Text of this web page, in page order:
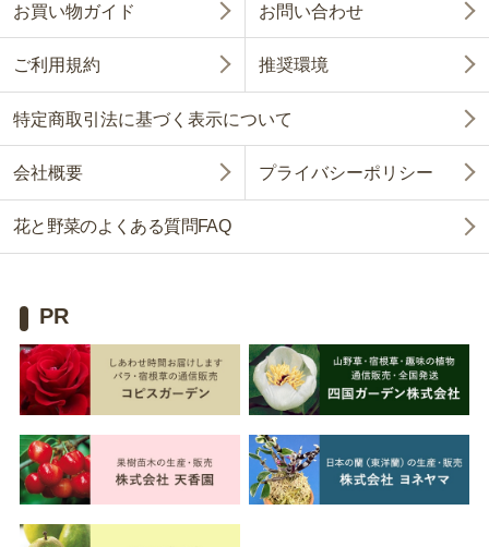
お買い物ガイド お問い合わせ
ご利用規約 推奨環境
特定商取引法に基づく表示について
会社概要 プライバシーポリシー
花と野菜のよくある質問FAQ
PR